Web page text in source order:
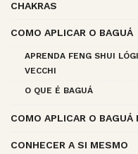
CHAKRAS
COMO APLICAR O BAGUÁ
APRENDA FENG SHUI
VECCHI
O QUE É BAGUÁ
COMO APLICAR O BAGUÁ
CONHECER A SI MESMO